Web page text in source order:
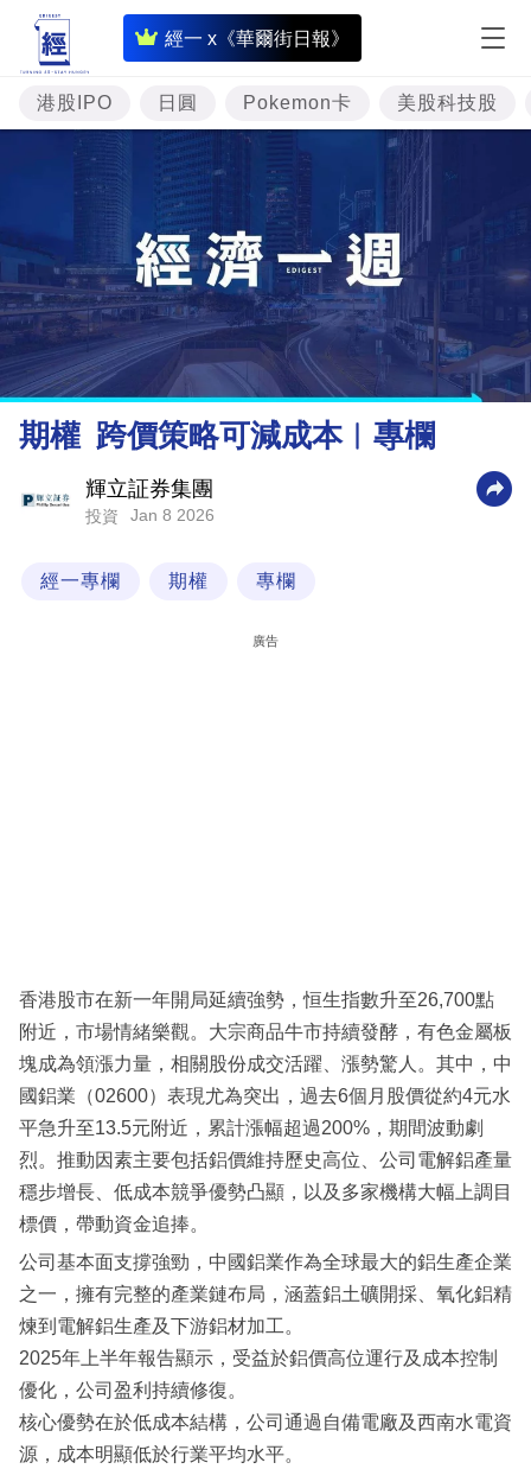
經一 x《華爾街日報》
即
時
財
經
專
題
投
資
樓
市
理
財
商
業
閱
專
區
港股IPO 日圓 Pokemon卡 美股科技股
期權 跨價策略可減成本︳專欄
輝立証券集團
投資 Jan 8 2026
經一專欄 期權 專欄
廣告
香港股市在新一年開局延續強勢，恒生指數升至26,700點
附近，市場情緒樂觀。大宗商品牛市持續發酵，有色金屬板
塊成為領漲力量，相關股份成交活躍、漲勢驚人。其中，中
國鋁業（02600）表現尤為突出，過去6個月股價從約4元水
平急升至13.5元附近，累計漲幅超過200%，期間波動劇
烈。推動因素主要包括鋁價維持歷史高位、公司電解鋁產量
穩步增長、低成本競爭優勢凸顯，以及多家機構大幅上調目
標價，帶動資金追捧。
公司基本面支撐強勁，中國鋁業作為全球最大的鋁生產企業
之一，擁有完整的產業鏈布局，涵蓋鋁土礦開採、氧化鋁精
煉到電解鋁生產及下游鋁材加工。
2025年上半年報告顯示，受益於鋁價高位運行及成本控制
優化，公司盈利持續修復。
核心優勢在於低成本結構，公司通過自備電廠及西南水電資
源，成本明顯低於行業平均水平。